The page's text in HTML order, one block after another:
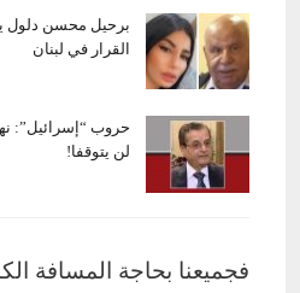
برحيل محسن
القرار في لبنان
حروب “إسرائيل”:
لن يتوقفا!
فجميعنا بحاجة المسافة